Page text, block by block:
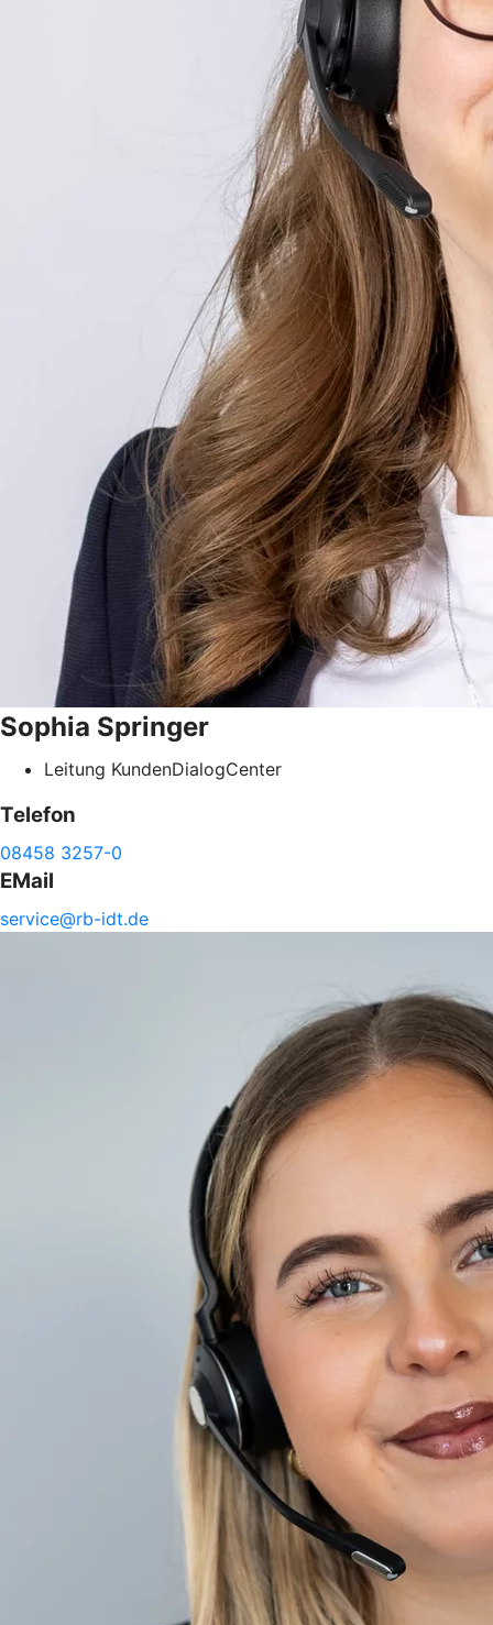
Sophia Springer
Leitung KundenDialogCenter
Telefon
08458 3257-0
EMail
service@rb-idt.de